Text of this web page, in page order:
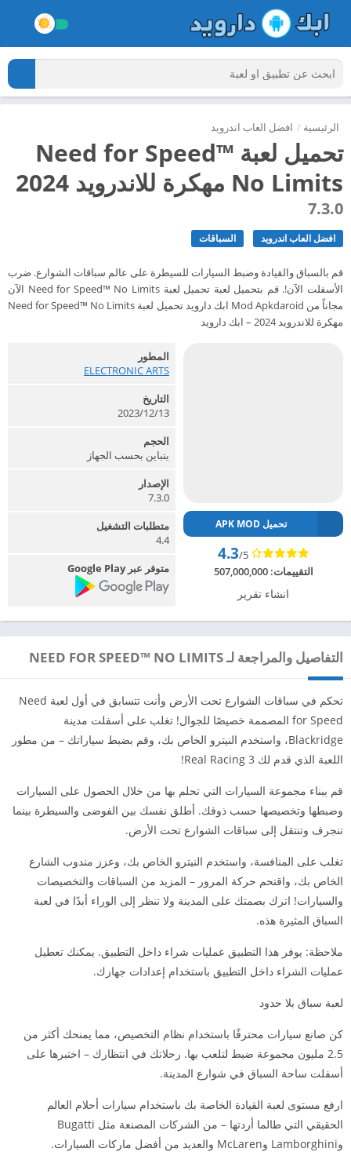
الرئيسية / افضل العاب اندرويد
تحميل لعبة Need for Speed™
No Limits مهكرة للاندرويد 2024
7.3.0
افضل العاب اندرويد السباقات
قم بالسباق والقيادة وضبط السيارات للسيطرة على عالم سباقات الشوارع. ضرب
الأسفلت الآن!. قم بتحميل لعبة تحميل لعبة Need for Speed™ No Limits الآن
مجاناً من Mod Apkdaroid ابك دارويد تحميل لعبة Need for Speed™ No Limits
مهكرة للاندرويد 2024 – ابك دارويد
تحميل APK MOD
4.3/5
التقييمات:507,000,000
انشاء تقرير
المطور
ELECTRONIC ARTS‏
التاريخ
2023/12/13
الحجم
يتباين بحسب الجهاز
الإصدار
7.3.0
متطلبات التشغيل
4.4
متوفر عبر Google Play
التفاصيل والمراجعة لـ NEED FOR SPEED™ NO LIMITS
تحكم في سباقات الشوارع تحت الأرض وأنت تتسابق في أول لعبة Need
for Speed ​​المصممة خصيصًا للجوال! تغلب على أسفلت مدينة
Blackridge، واستخدم النيترو الخاص بك، وقم بضبط سياراتك – من مطور
اللعبة الذي قدم لك Real Racing 3!
قم ببناء مجموعة السيارات التي تحلم بها من خلال الحصول على السيارات
وضبطها وتخصيصها حسب ذوقك. أطلق نفسك بين الفوضى والسيطرة بينما
تنجرف وتنتقل إلى سباقات الشوارع تحت الأرض.
تغلب على المنافسة، واستخدم النيترو الخاص بك، وعزز مندوب الشارع
الخاص بك، واقتحم حركة المرور – المزيد من السباقات والتخصيصات
والسيارات! اترك بصمتك على المدينة ولا تنظر إلى الوراء أبدًا في لعبة
السباق المثيرة هذه.
ملاحظة: يوفر هذا التطبيق عمليات شراء داخل التطبيق. يمكنك تعطيل
عمليات الشراء داخل التطبيق باستخدام إعدادات جهازك.
لعبة سباق بلا حدود
كن صانع سيارات محترفًا باستخدام نظام التخصيص، مما يمنحك أكثر من
2.5 مليون مجموعة ضبط لتلعب بها. رحلاتك في انتظارك – اختبرها على
أسفلت ساحة السباق في شوارع المدينة.
ارفع مستوى لعبة القيادة الخاصة بك باستخدام سيارات أحلام العالم
الحقيقي التي طالما أردتها – من الشركات المصنعة مثل Bugatti
وLamborghini وMcLaren والعديد من أفضل ماركات السيارات.